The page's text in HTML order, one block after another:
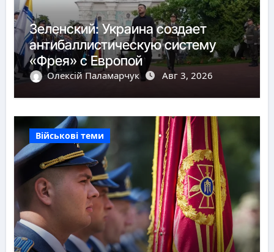
Зеленский: Украина создает
антибаллистическую систему
«Фрея» с Европой
Олексій Паламарчук Авг 3, 2026
Військові теми